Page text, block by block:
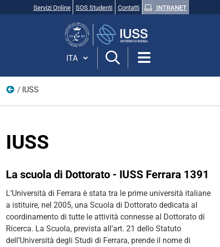
Servizi Online SOS Studenti Contatti INTRANET
Cambia lingua
Home
IUSS
IUSS
La scuola di Dottorato - IUSS Ferrara 1391
L’Università di Ferrara è stata tra le prime università italiane
a istituire, nel 2005, una Scuola di Dottorato dedicata al
coordinamento di tutte le attività connesse al Dottorato di
Ricerca. La Scuola, prevista all’art. 21 dello Statuto
dell’Università degli Studi di Ferrara, prende il nome di